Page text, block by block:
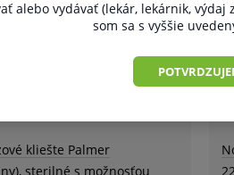
alebo vydávať (lekár, lekárnik,
som sa s vyššie